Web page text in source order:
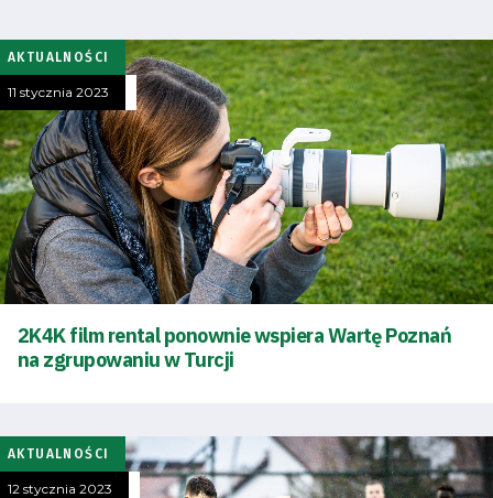
AKTUALNOŚCI
11 stycznia 2023
2K4K film rental ponownie wspiera Wartę Poznań
na zgrupowaniu w Turcji
AKTUALNOŚCI
12 stycznia 2023